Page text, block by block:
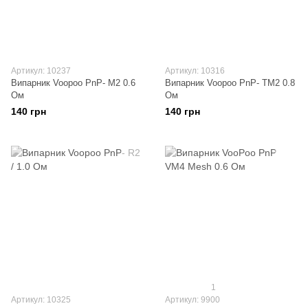
Артикул: 10237
Випарник Voopoo PnP- М2 0.6
Ом
140 грн
Артикул: 10316
Випарник Voopoo PnP- ТМ2 0.8
Ом
140 грн
Артикул: 10325
1
Артикул: 9900